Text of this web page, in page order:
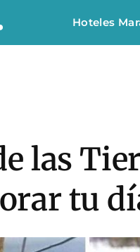
Hoteles
las
tu